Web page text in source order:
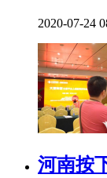
2020-07-24
河南按